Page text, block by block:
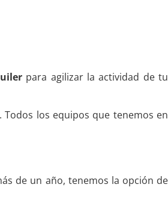
para agilizar la actividad de tu
. Todos los equipos que tenemos en
de un año, tenemos la opción de